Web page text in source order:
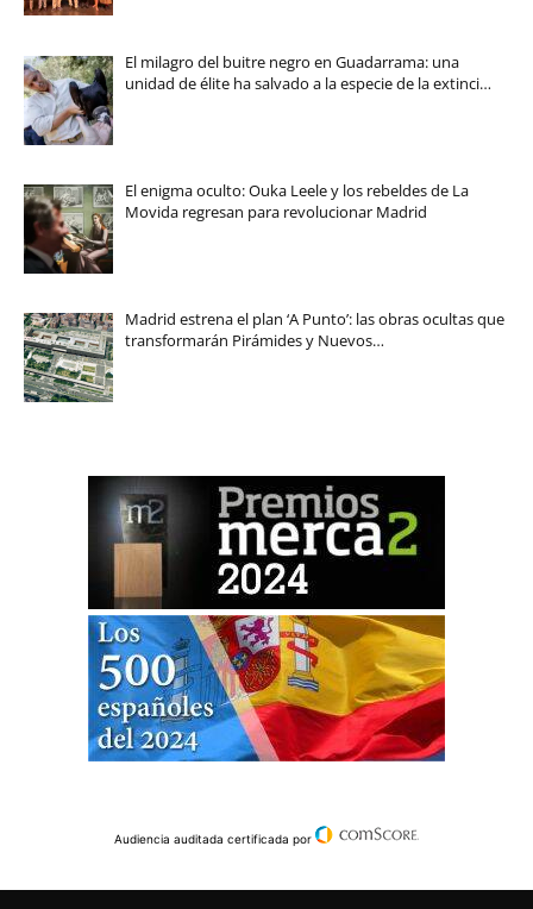
El milagro del buitre negro en Guadarrama: una
unidad de élite ha salvado a la especie de la extinci…
El enigma oculto: Ouka Leele y los rebeldes de La
Movida regresan para revolucionar Madrid
Madrid estrena el plan ‘A Punto’: las obras ocultas que
transformarán Pirámides y Nuevos…
Audiencia auditada certificada por